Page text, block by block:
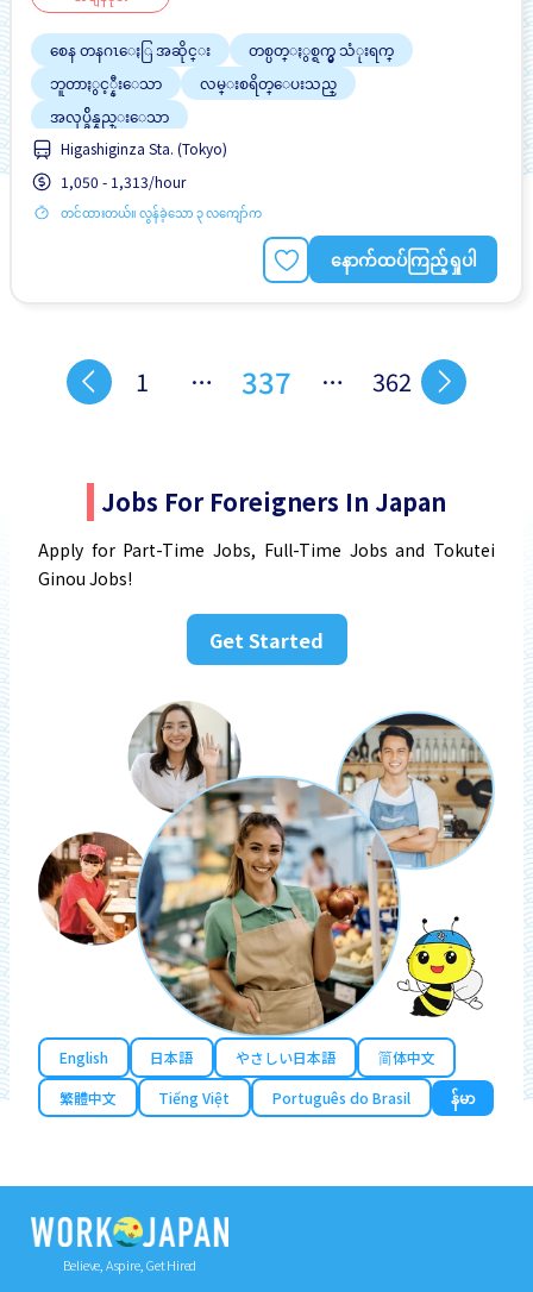
စေန တနဂၤေႏြ အဆိုင္း
တစ္ပတ္ႏွစ္ရက္မွ သံုးရက္
ဘူတာႏွင့္နီးေသာ
လမ္းစရိတ္ေပးသည္
အလုပ္ခ်ိန္နည္းေသာ
Higashiginza Sta. (Tokyo)
1,050 - 1,313/hour
တင်ထားတယ်။ လွန်ခဲ့သော ၃ လကျော်က
နောက်ထပ်ကြည့်ရှုပါ
1 … 337 … 362
Jobs For Foreigners In Japan
Apply for Part-Time Jobs, Full-Time Jobs and Tokutei
Ginou Jobs!
Get Started
English 日本語 やさしい日本語
简体中文
繁體中文
Tiếng Việt Português do Brasil န်မာ
Believe, Aspire, Get Hired